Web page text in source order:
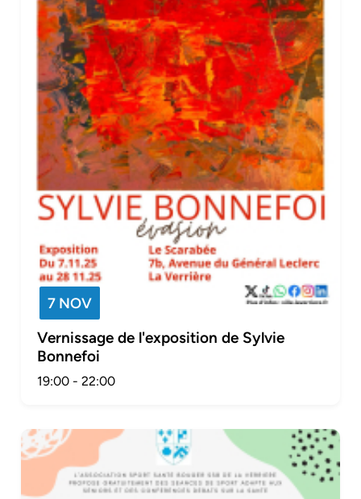
7 NOV
Vernissage de l'exposition de Sylvie
Bonnefoi
19:00 -22:00